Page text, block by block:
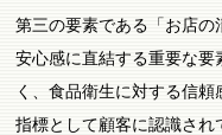
第三の要素である「お店
安心感に直結する重要な
く、食品衛生に対する信
指標として顧客に認識され